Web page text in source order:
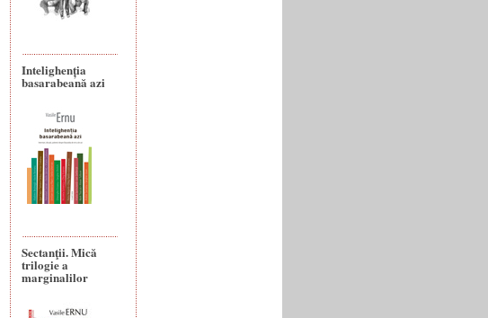
Intelighenția
basarabeană azi
Sectanţii. Mică
trilogie a
marginalilor